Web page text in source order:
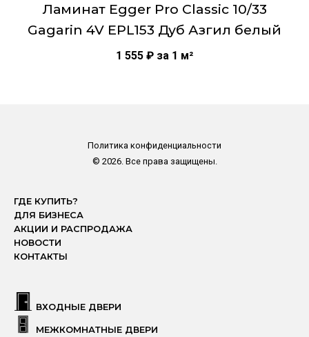
Ламинат Egger Pro Classic 10/33
Gagarin 4V EPL153 Дуб Азгил белый
1 555 ₽ за 1 м²
Политика конфиденциальности
© 2026. Все права защищены.
ГДЕ КУПИТЬ?
ДЛЯ БИЗНЕСА
АКЦИИ И РАСПРОДАЖА
НОВОСТИ
КОНТАКТЫ
ВХОДНЫЕ ДВЕРИ
МЕЖКОМНАТНЫЕ ДВЕРИ